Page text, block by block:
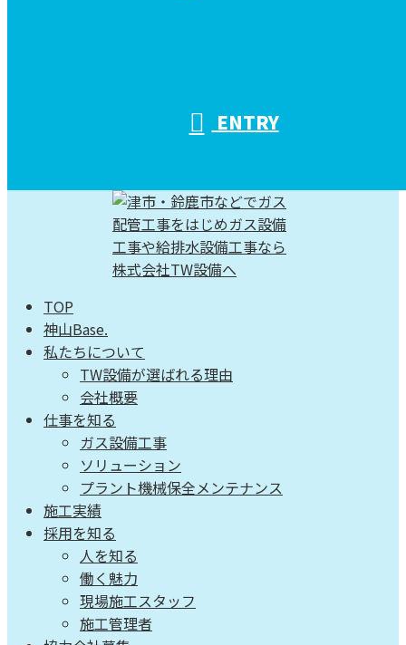
ENTRY
TOP
神山Base.
私たちについて
TW設備が選ばれる理由
会社概要
仕事を知る
ガス設備工事
ソリューション
プラント機械保全メンテナンス
施工実績
採用を知る
人を知る
働く魅力
現場施工スタッフ
施工管理者